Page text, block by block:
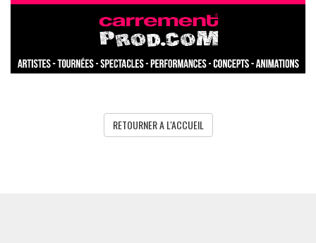
RETOURNER A L'ACCUEIL